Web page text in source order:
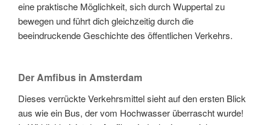
eine praktische Möglichkeit, sich durch Wuppertal zu
bewegen und führt dich gleichzeitig durch die
beeindruckende Geschichte des öffentlichen Verkehrs.
Der Amfibus in Amsterdam
Dieses verrückte Verkehrsmittel sieht auf den ersten Blick
aus wie ein Bus, der vom Hochwasser überrascht wurde!